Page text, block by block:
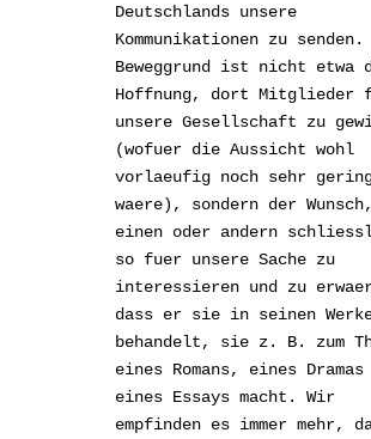
Deutschlands unsere
Kommunikationen zu senden.
Beweggrund ist nicht etwa
Hoffnung, dort Mitglieder
unsere Gesellschaft zu
(wofuer die Aussicht wohl
vorlaeufig noch sehr
waere), sondern der
einen oder andern
so fuer unsere Sache zu
interessieren und zu
dass er sie in seinen
behandelt, sie z. B. zum
eines Romans, eines
eines Essays macht. Wir
empfinden es immer mehr,